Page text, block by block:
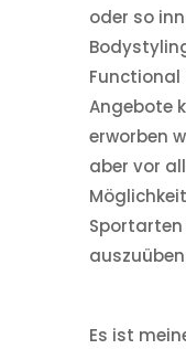
oder so
Functional
Angebote
erworben
aber vor
Sportarten
Es ist